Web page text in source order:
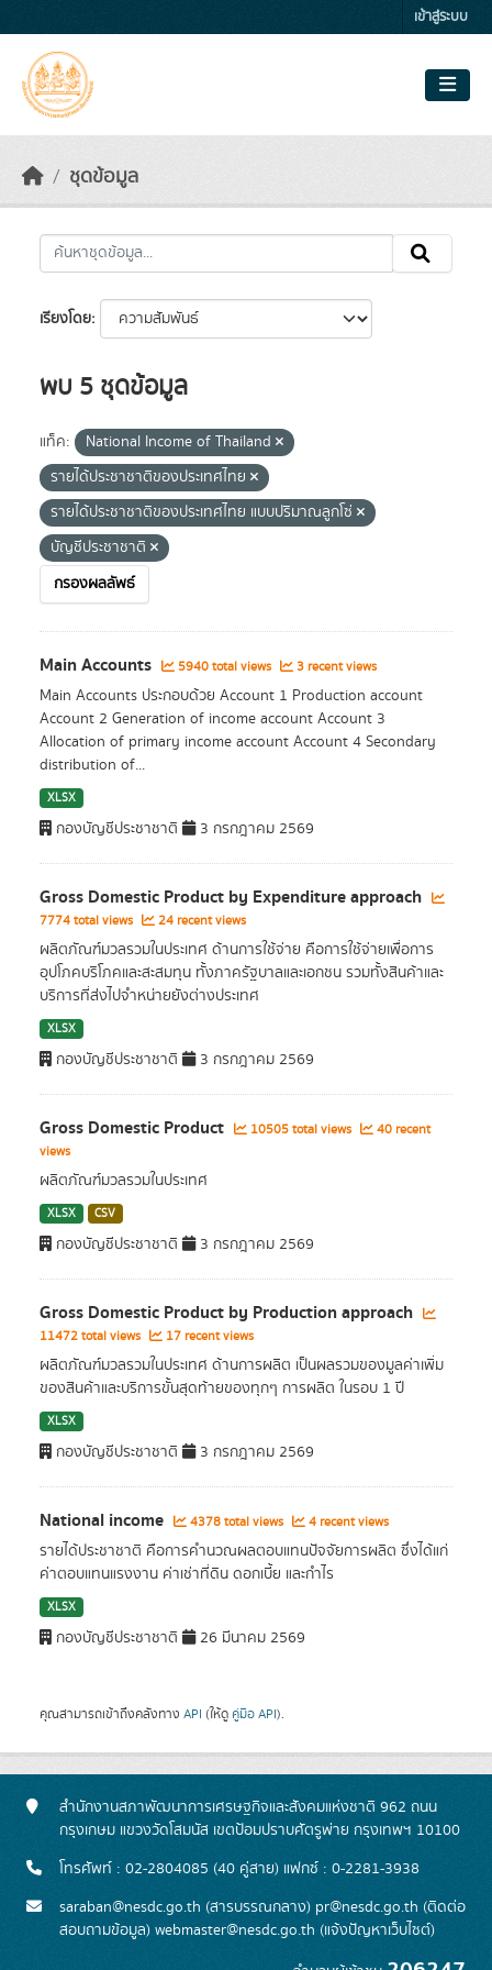
เข้าสู่ระบบ
ชุดข้อมูล
เรียงโดย
พบ 5 ชุดข้อมูล
แท็ค:
National Income of Thailand
รายได้ประชาชาติของประเทศไทย
รายได้ประชาชาติของประเทศไทย แบบปริมาณลูกโซ่
บัญชีประชาชาติ
กรองผลลัพธ์
Main Accounts 5940 total views 3 recent views
Main Accounts ประกอบด้วย Account 1 Production account
Account 2 Generation of income account Account 3
Allocation of primary income account Account 4 Secondary
distribution of...
XLSX
กองบัญชีประชาชาติ 3 กรกฎาคม 2569
Gross Domestic Product by Expenditure approach
7774 total views 24 recent views
ผลิตภัณฑ์มวลรวมในประเทศ ด้านการใช้จ่าย คือการใช้จ่ายเพื่อการ
อุปโภคบริโภคและสะสมทุน ทั้งภาครัฐบาลและเอกชน รวมทั้งสินค้าและ
บริการที่ส่งไปจำหน่ายยังต่างประเทศ
XLSX
กองบัญชีประชาชาติ 3 กรกฎาคม 2569
Gross Domestic Product 10505 total views
40 recent
views
ผลิตภัณฑ์มวลรวมในประเทศ
XLSX CSV
กองบัญชีประชาชาติ 3 กรกฎาคม 2569
Gross Domestic Product by Production approach
11472 total views 17 recent views
ผลิตภัณฑ์มวลรวมในประเทศ ด้านการผลิต เป็นผลรวมของมูลค่าเพิ่ม
ของสินค้าและบริการขั้นสุดท้ายของทุกๆ การผลิต ในรอบ 1 ปี
XLSX
กองบัญชีประชาชาติ 3 กรกฎาคม 2569
National income 4378 total views 4 recent views
รายได้ประชาชาติ คือการคำนวณผลตอบแทนปัจจัยการผลิต ซึ่งได้แก่
ค่าตอบแทนแรงงาน ค่าเช่าที่ดิน ดอกเบี้ย และกำไร
XLSX
กองบัญชีประชาชาติ 26 มีนาคม 2569
คุณสามารถเข้าถึงคลังทาง API (ให้ดู คู่มือ API).
สำนักงานสภาพัฒนาการเศรษฐกิจและสังคมแห่งชาติ 962 ถนน
กรุงเกษม แขวงวัดโสมนัส เขตป้อมปราบศัตรูพ่าย กรุงเทพฯ 10100
โทรศัพท์ : 02-2804085 (40 คู่สาย) แฟกซ์ : 0-2281-3938
saraban@nesdc.go.th (สารบรรณกลาง) pr@nesdc.go.th (ติดต่อ
สอบถามข้อมูล) webmaster@nesdc.go.th (แจ้งปัญหาเว็บไซต์)